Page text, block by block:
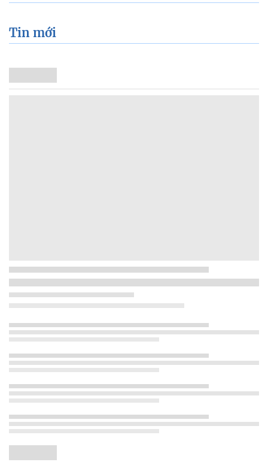
Tin mới